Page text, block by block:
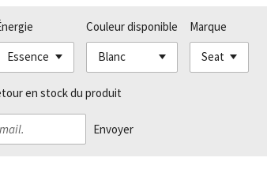
Couleur disponible Marque
en stock du produit
Envoyer